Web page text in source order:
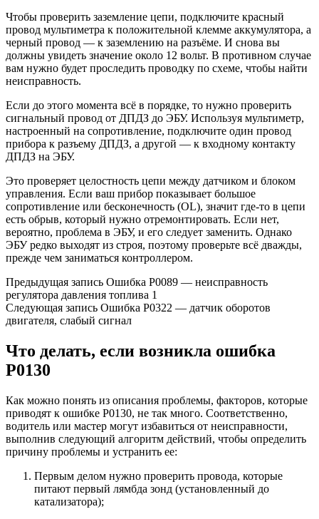
Чтобы проверить заземление цепи, подключите красный
провод мультиметра к положительной клемме аккумулятора, а
черный провод — к заземлению на разъёме. И снова вы
должны увидеть значение около 12 вольт. В противном случае
вам нужно будет проследить проводку по схеме, чтобы найти
неисправность.
Если до этого момента всё в порядке, то нужно проверить
сигнальный провод от ДПДЗ до ЭБУ. Используя мультиметр,
настроенный на сопротивление, подключите один провод
прибора к разъему ДПДЗ, а другой — к входному контакту
ДПДЗ на ЭБУ.
Это проверяет целостность цепи между датчиком и блоком
управления. Если ваш прибор показывает большое
сопротивление или бесконечность (OL), значит где-то в цепи
есть обрыв, который нужно отремонтировать. Если нет,
вероятно, проблема в ЭБУ, и его следует заменить. Однако
ЭБУ редко выходят из строя, поэтому проверьте всё дважды,
прежде чем заниматься контроллером.
Предыдущая запись Ошибка P0089 — неисправность
регулятора давления топлива 1
Следующая запись Ошибка P0322 — датчик оборотов
двигателя, слабый сигнал
Что делать, если возникла ошибка
P0130
Как можно понять из описания проблемы, факторов, которые
приводят к ошибке P0130, не так много. Соответственно,
водитель или мастер могут избавиться от неисправности,
выполнив следующий алгоритм действий, чтобы определить
причину проблемы и устранить ее:
Первым делом нужно проверить провода, которые
питают первый лямбда зонд (установленный до
катализатора);